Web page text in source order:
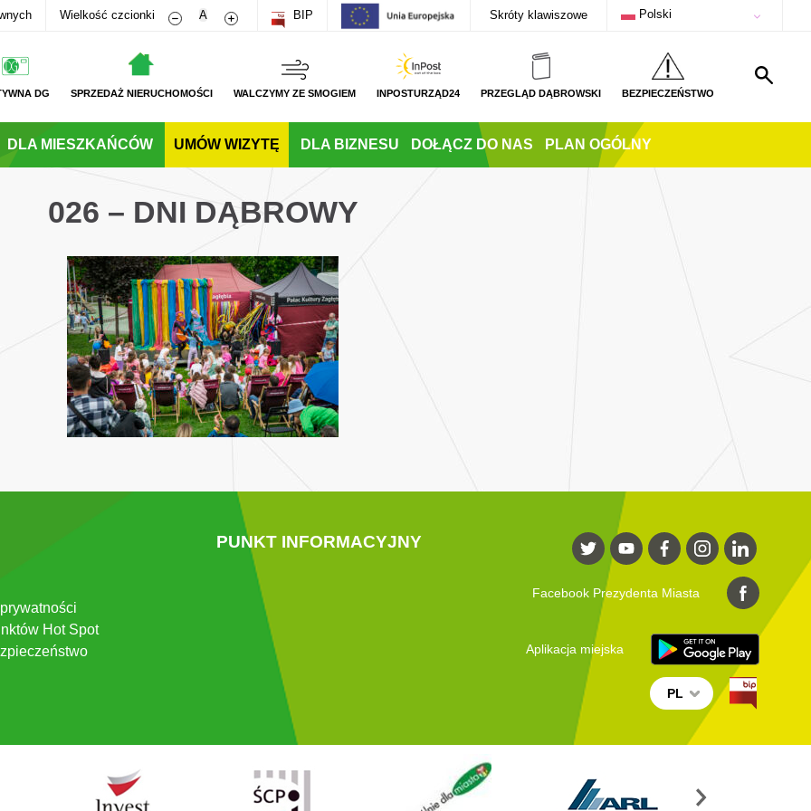
Wielkość czcionki Zmniejsz rozmiar czcionki
A Zwiększ rozmiar czcionki
BIP Skróty klawiszowe Polski
DG SPRZEDAŻ NIERUCHOMOŚCI WALCZYMY ZE SMOGIEM INPOSTURZĄD24 PRZEGLĄD DĄBROWSKI BEZPIECZEŃSTWO
DLA MIESZKAŃCÓW UMÓW WIZYTĘ DLA BIZNESU DOŁĄCZ DO NAS PLAN OGÓLNY
026 – DNI DĄBROWY
Hot Spot
PUNKT INFORMACYJNY
Facebook Prezydenta Miasta
Aplikacja miejska
PL